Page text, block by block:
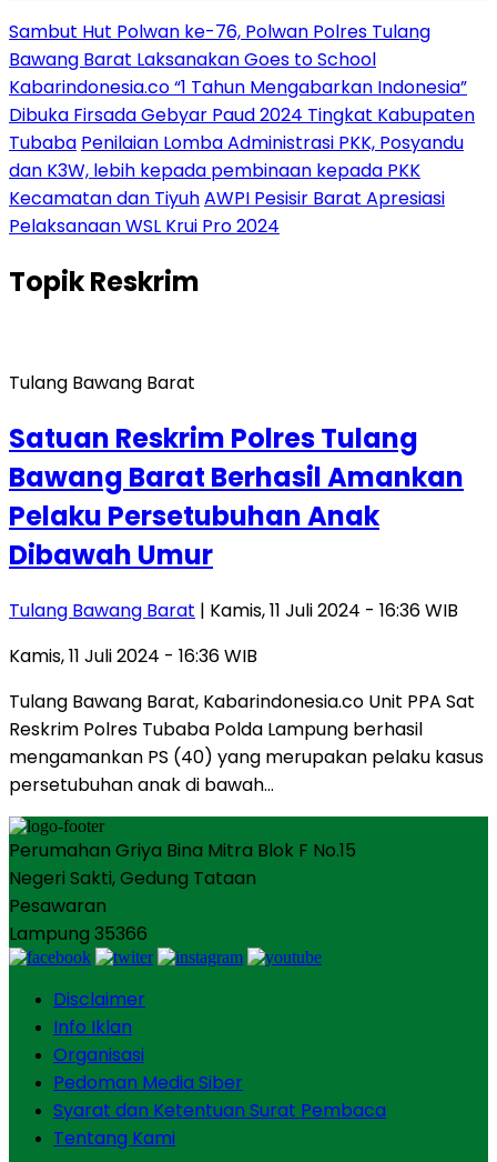
Sambut Hut Polwan ke-76, Polwan Polres Tulang
Bawang Barat Laksanakan Goes to School
Kabarindonesia.co “1 Tahun Mengabarkan Indonesia”
Dibuka Firsada Gebyar Paud 2024 Tingkat Kabupaten
Tubaba Penilaian Lomba Administrasi PKK, Posyandu
dan K3W, lebih kepada pembinaan kepada PKK
Kecamatan dan TiyuhAWPI Pesisir Barat Apresiasi
Pelaksanaan WSL Krui Pro 2024
TopikReskrim
Tulang Bawang Barat
Satuan Reskrim Polres Tulang
Bawang Barat Berhasil Amankan
Pelaku Persetubuhan Anak
Dibawah Umur
Tulang Bawang Barat | Kamis, 11 Juli 2024 - 16:36 WIB
Kamis, 11 Juli 2024 - 16:36 WIB
Tulang Bawang Barat, Kabarindonesia.co Unit PPA Sat
Reskrim Polres Tubaba Polda Lampung berhasil
mengamankan PS (40) yang merupakan pelaku kasus
persetubuhan anak di bawah…
Perumahan Griya Bina Mitra Blok F No.15
Negeri Sakti, Gedung Tataan
Pesawaran
Lampung 35366
Disclaimer
Info Iklan
Organisasi
Pedoman Media Siber
Syarat dan Ketentuan Surat Pembaca
Tentang Kami